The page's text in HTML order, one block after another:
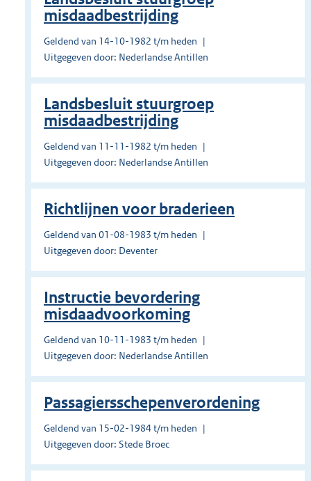
misdaadbestrijding
Geldend van 14-10-1982 t/m heden
Uitgegeven door: Nederlandse Antillen
Landsbesluit stuurgroep
misdaadbestrijding
Geldend van 11-11-1982 t/m heden
Uitgegeven door: Nederlandse Antillen
Richtlijnen voor braderieen
Geldend van 01-08-1983 t/m heden
Uitgegeven door: Deventer
Instructie bevordering
misdaadvoorkoming
Geldend van 10-11-1983 t/m heden
Uitgegeven door: Nederlandse Antillen
Passagiersschepenverordening
Geldend van 15-02-1984 t/m heden
Uitgegeven door: Stede Broec